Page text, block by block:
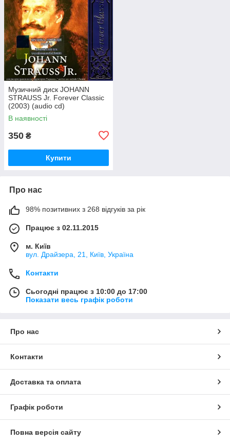
Музичний диск JOHANN
STRAUSS Jr. Forever Classic
(2003) (audio cd)
В наявності
350 ₴
Купити
Про нас
98% позитивних з 268 відгуків за рік
Працює з 02.11.2015
м. Київ
вул. Драйзера, 21, Київ, Україна
Контакти
Сьогодні працює з 10:00 до 17:00
Показати весь графік роботи
Про нас
Контакти
Доставка та оплата
Графік роботи
Повна версія сайту